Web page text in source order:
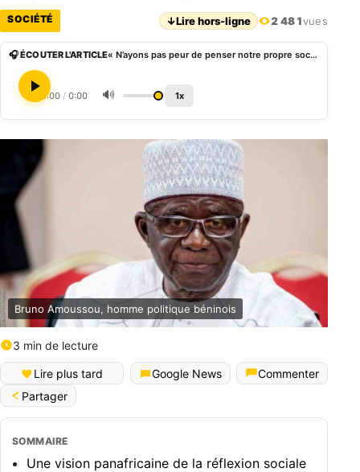
SOCIÉTÉ ↓Lire hors-ligne 2 481vues
🎧 ÉCOUTER L'ARTICLE « N’ayons pas peur de penser notre propre société », Bruno Amoussou
0:00 / 0:00 🔊 1x
Bruno Amoussou, homme politique béninois
3 min de lecture
Lire plus tard Google News
Commenter
Partager
SOMMAIRE
Une vision panafricaine de la réflexion sociale